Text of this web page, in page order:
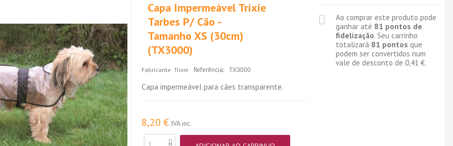
Capa Impermeável Trixie
Tarbes P/ Cão -
Tamanho XS (30cm)
(TX3000)
Fabricante: Trixie Referência: TX3000
Capa impermeável para cães transparente.
8,20 € IVA inc.
Ao comprar este produto pode
ganhar até 81 pontos de
fidelização. Seu carrinho
totalizará 81 pontos que
podem ser convertidos num
vale de desconto de 0,41 €.